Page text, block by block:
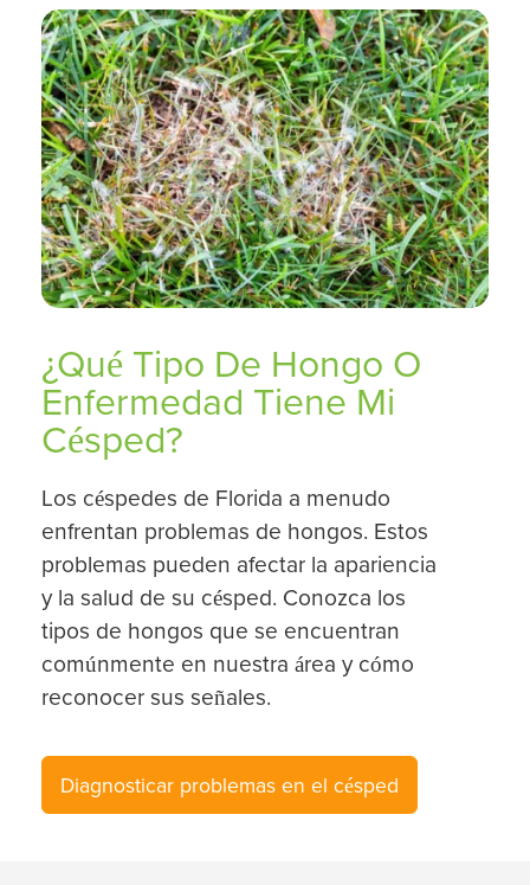
¿Qué Tipo De Hongo O
Enfermedad Tiene Mi
Césped?
Los céspedes de Florida a menudo
enfrentan problemas de hongos. Estos
problemas pueden afectar la apariencia
y la salud de su césped. Conozca los
tipos de hongos que se encuentran
comúnmente en nuestra área y cómo
reconocer sus señales.
Diagnosticar problemas en el césped